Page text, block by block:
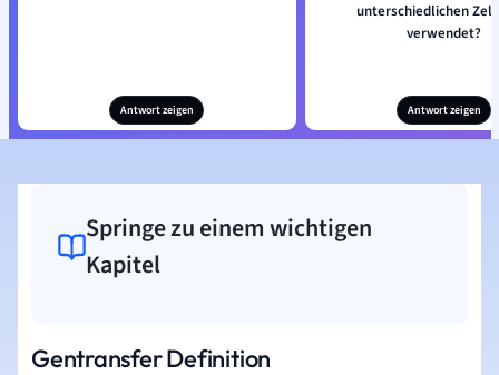
Antwort zeigen
unterschiedlichen
verwendet?
Antwort zeigen
Springe zu einem wichtigen
Kapitel
Gentransfer Definition